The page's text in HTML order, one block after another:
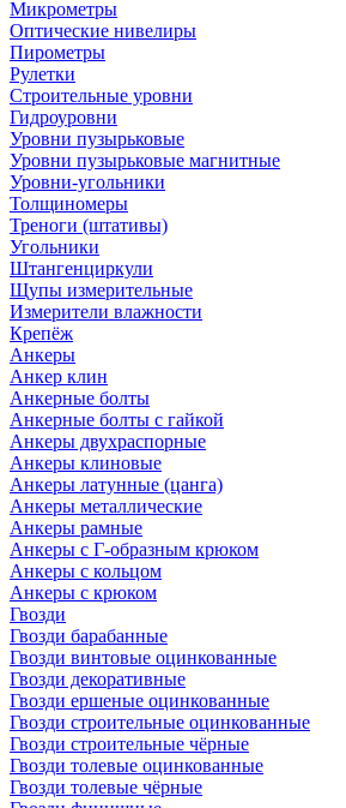
Микрометры
Оптические нивелиры
Пирометры
Рулетки
Строительные уровни
Гидроуровни
Уровни пузырьковые
Уровни пузырьковые магнитные
Уровни-угольники
Толщиномеры
Треноги (штативы)
Угольники
Штангенциркули
Щупы измерительные
Измерители влажности
Крепёж
Анкеры
Анкер клин
Анкерные болты
Анкерные болты с гайкой
Анкеры двухраспорные
Анкеры клиновые
Анкеры латунные (цанга)
Анкеры металлические
Анкеры рамные
Анкеры с Г-образным крюком
Анкеры с кольцом
Анкеры с крюком
Гвозди
Гвозди барабанные
Гвозди винтовые оцинкованные
Гвозди декоративные
Гвозди ершеные оцинкованные
Гвозди строительные оцинкованные
Гвозди строительные чёрные
Гвозди толевые оцинкованные
Гвозди толевые чёрные